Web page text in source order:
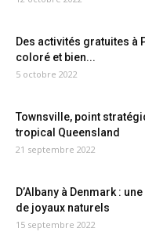
Des activités gratuites à
coloré et bien...
5 octobre 2022
Townsville, point
tropical Queensland
21 septembre 2022
D’Albany à Denmark :
de joyaux naturels
15 septembre 2022